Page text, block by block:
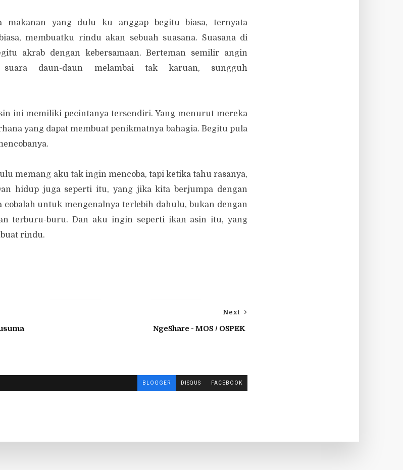
yang dulu ku anggap begitu biasa, ternyata
membuatku rindu akan sebuah suasana. Suasana di
akrab dengan kebersamaan. Berteman semilir angin
suara daun-daun melambai tak karuan, sungguh
ini memiliki pecintanya tersendiri. Yang menurut mereka
yang dapat membuat penikmatnya bahagia. Begitu pula
memang aku tak ingin mencoba, tapi ketika tahu rasanya,
hidup juga seperti itu, yang jika kita berjumpa dengan
cobalah untuk mengenalnya terlebih dahulu, bukan dengan
terburu-buru. Dan aku ingin seperti ikan asin itu, yang
rindu.
Next
NgeShare - MOS / OSPEK
BLOGGER DISQUS FACEBOOK